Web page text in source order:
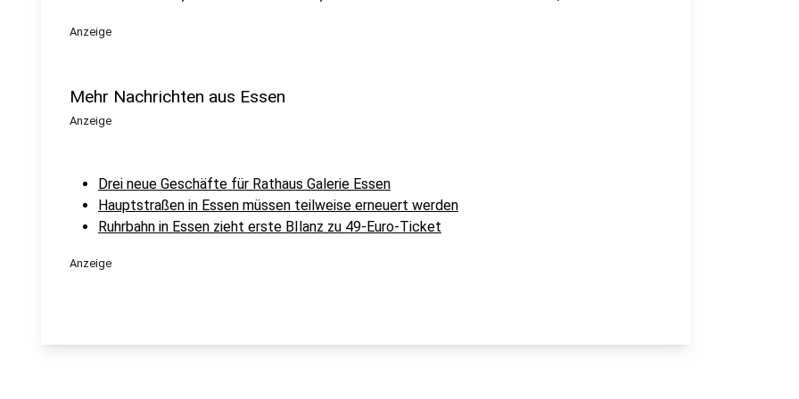
Anzeige
Mehr Nachrichten aus Essen
Anzeige
Drei neue Geschäfte für Rathaus Galerie Essen
Hauptstraßen in Essen müssen teilweise erneuert werden
Ruhrbahn in Essen zieht erste BIlanz zu 49-Euro-Ticket
Anzeige